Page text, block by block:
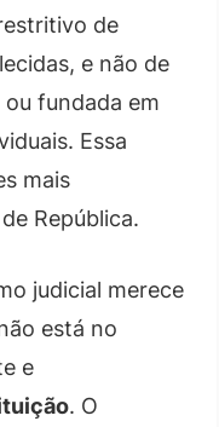
de
e não de
fundada em
Essa
mais
República.
judicial merece
está no
e
. O